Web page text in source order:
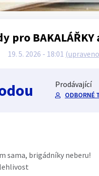
pro BAKALÁŘKY
19. 5. 2026 - 18:01
Prodávající
ODBORNÉ
sama, brigádníky neberu!